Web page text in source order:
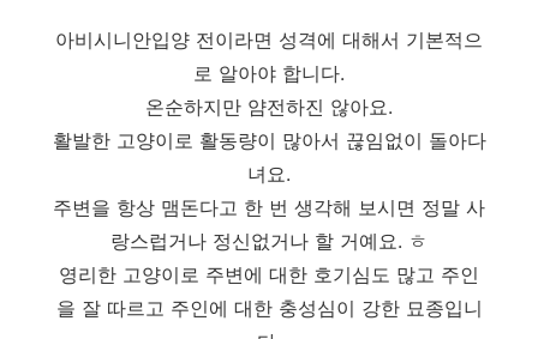
아비시니안입양 전이라면 성격에 대해서 기본적으
로 알아야 합니다.
온순하지만 얌전하진 않아요.
활발한 고양이로 활동량이 많아서 끊임없이 돌아다
녀요.
주변을 항상 맴돈다고 한 번 생각해 보시면 정말 사
랑스럽거나 정신없거나 할 거예요. ㅎ
영리한 고양이로 주변에 대한 호기심도 많고 주인
을 잘 따르고 주인에 대한 충성심이 강한 묘종입니